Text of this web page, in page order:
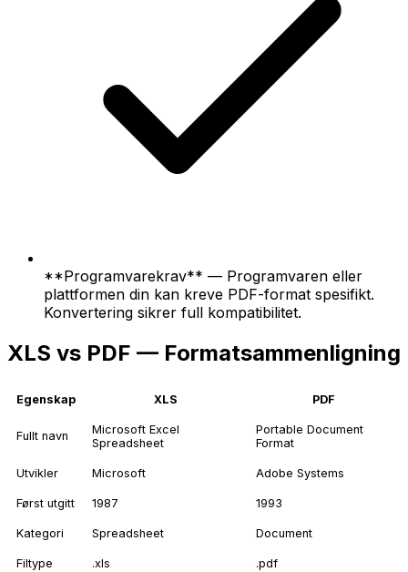
**Programvarekrav** — Programvaren eller
plattformen din kan kreve PDF-format spesifikt.
Konvertering sikrer full kompatibilitet.
XLS vs PDF — Formatsammenligning
Egenskap XLS PDF
Fullt navn
Microsoft Excel
Spreadsheet
Portable Document
Format
Utvikler Microsoft Adobe Systems
Først utgitt 1987 1993
Kategori Spreadsheet Document
Filtype .xls .pdf